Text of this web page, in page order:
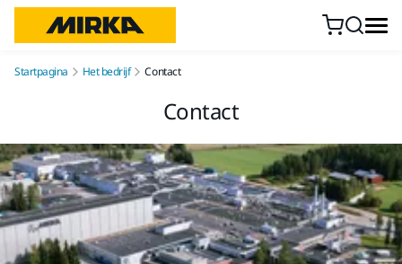
Doorgaan naar inhoud
Startpagina Het bedrijf Contact
Contact